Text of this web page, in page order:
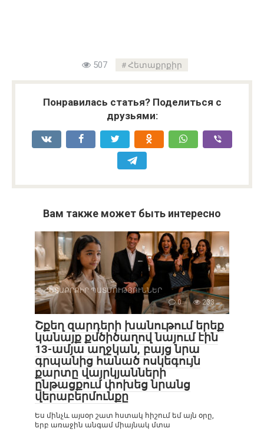
507 Հետաքրքիր
Понравилась статья? Поделиться с
друзьями:
Вам также может быть интересно
ՀԵՏԱՔՐՔԻՐ ՊԱՏՄՈՒԹՅՈՒՆՆԵՐ
0
233
Շքեղ զարդերի խանութում երեք
կանայք քմծիծաղով նայում էին
13-ամյա աղջկան, բայց նրա
գրպանից հանած ոսկեգույն
քարտը վայրկյանների
ընթացքում փոխեց նրանց
վերաբերմունքը
Ես մինչև այսօր շատ հստակ հիշում եմ այն օրը,
երբ առաջին անգամ միայնակ մտա